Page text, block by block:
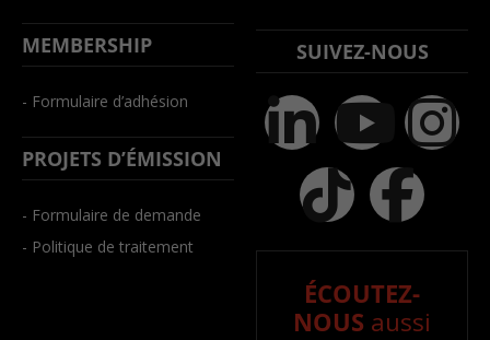
MEMBERSHIP
- Formulaire d’adhésion
PROJETS D’ÉMISSION
- Formulaire de demande
- Politique de traitement
SUIVEZ-NOUS
ÉCOUTEZ-
NOUS aussi